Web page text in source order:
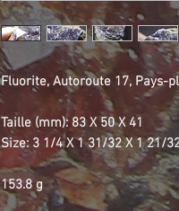
Fluorite, Autoroute 17, Pays-
Taille (mm): 83 X 50 X 41
Size: 3 1/4 X 1 31/32 X 1 21/
153.8 g